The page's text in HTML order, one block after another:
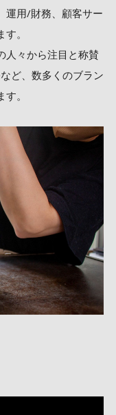
運用/財務、顧客サー
。
人々から注目と称賛
ど、数多くのブラン
。